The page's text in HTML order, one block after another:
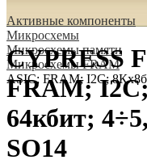
Активные компоненты
Микросхемы
Микросхемы памяти
Микросхемы FRAM
ASIC; FRAM; I2C;
CYPRESS
FRAM;
64кбит;
SO14